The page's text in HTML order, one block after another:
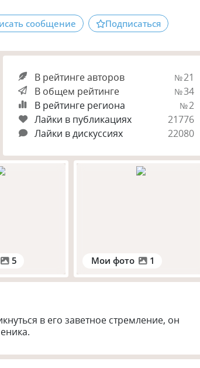
сообщение Подписаться
В рейтинге авторов №21
В общем рейтинге
№34
В рейтинге региона
№2
Лайки в публикациях
21776
Лайки в дискуссиях
22080
5 Мои фото 1
в его заветное стремление, он